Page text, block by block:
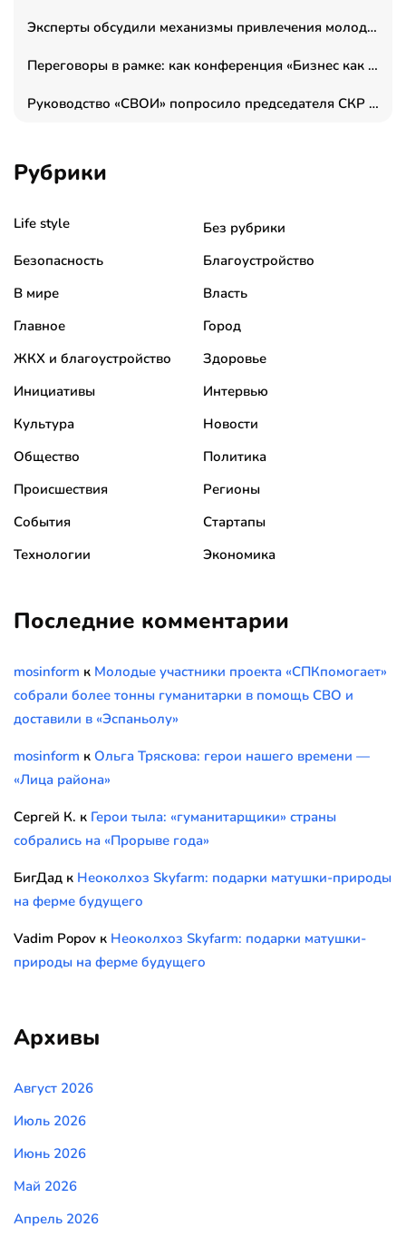
Эксперты обсудили механизмы привлечения молодых специалистов в промышленные города
Переговоры в рамке: как конференция «Бизнес как искусство» переформатирует деловой этикет в стенах ТПП РФ
Руководство «СВОИ» попросило председателя СКР дать правовую оценку обысков в тыловом штабе
Рубрики
Life style
Без рубрики
Безопасность
Благоустройство
В мире
Власть
Главное
Город
ЖКХ и благоустройство
Здоровье
Инициативы
Интервью
Культура
Новости
Общество
Политика
Происшествия
Регионы
События
Стартапы
Технологии
Экономика
Последние комментарии
mosinform к Молодые участники проекта «СПКпомогает»
собрали более тонны гуманитарки в помощь СВО и
доставили в «Эспаньолу»
mosinform к Ольга Тряскова: герои нашего времени —
«Лица района»
Сергей К. к Герои тыла: «гуманитарщики» страны
собрались на «Прорыве года»
БигДад к Неоколхоз Skyfarm: подарки матушки-природы
на ферме будущего
Vadim Popov к Неоколхоз Skyfarm: подарки матушки-
природы на ферме будущего
Архивы
Август 2026
Июль 2026
Июнь 2026
Май 2026
Апрель 2026